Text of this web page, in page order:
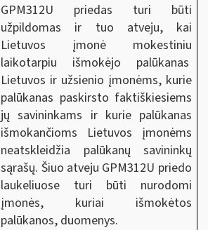
GPM312U priedas turi būti
užpildomas ir tuo atveju, kai
Lietuvos įmonė mokestiniu
laikotarpiu išmokėjo palūkanas
Lietuvos ir užsienio įmonėms, kurie
palūkanas paskirsto faktiškiesiems
jų savininkams ir kurie palūkanas
išmokančioms Lietuvos įmonėms
neatskleidžia palūkanų savininkų
sąrašų. Šiuo atveju GPM312U priedo
laukeliuose turi būti nurodomi
įmonės, kuriai išmokėtos
palūkanos, duomenys.